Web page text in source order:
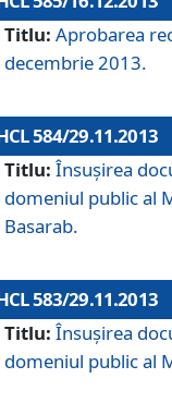
Titlu: Aprobarea
decembrie 2013.
584/29.11.2013
Titlu: Însuşirea
domeniul public al
Basarab.
583/29.11.2013
Titlu: Însuşirea
domeniul public al